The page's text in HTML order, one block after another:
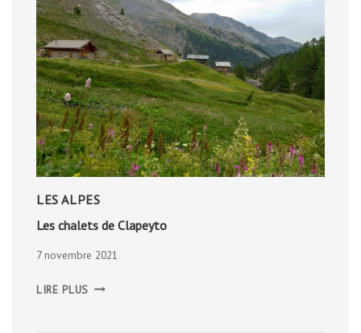
LES ALPES
Les chalets de Clapeyto
7 novembre 2021
LIRE PLUS CHALETS